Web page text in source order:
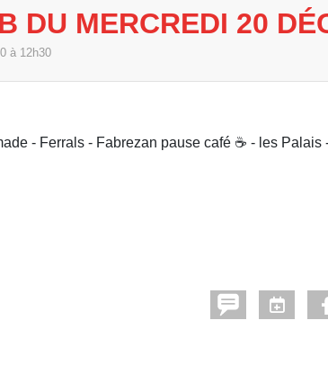
DU MERCREDI 20
à 12h30
- Ferrals - Fabrezan pause café ☕ - les